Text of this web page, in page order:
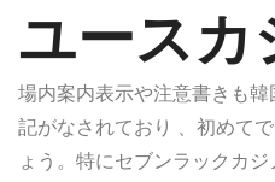
ユースカ
場内案内表示や注意書きも
記がなされており 、初めて
ょう。特にセブンラックカ